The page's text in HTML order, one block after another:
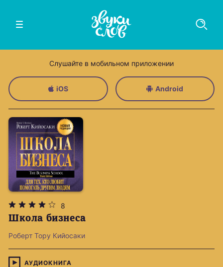
Слушайте в мобильном приложении
iOS Android
8
Школа бизнеса
Роберт Тору Кийосаки
АУДИОКНИГА